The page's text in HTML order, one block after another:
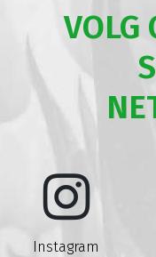
VOLG
Instagram